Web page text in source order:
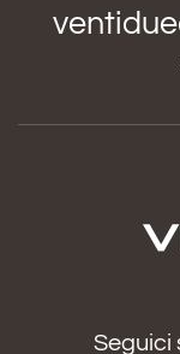
Seguici